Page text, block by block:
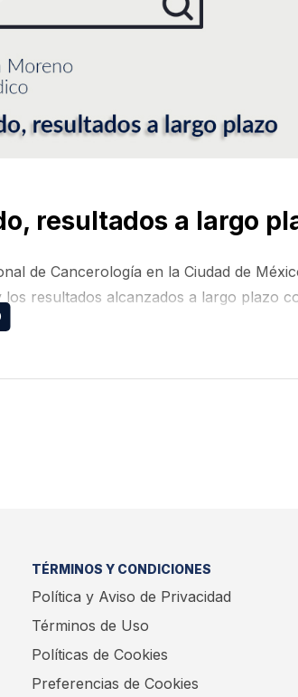
resultados a largo
de Cancerología en la Ciudad de
resultados alcanzados a largo plazo
TÉRMINOS Y CONDICIONES
Política y Aviso de Privacidad
Términos de Uso
Políticas de Cookies
Preferencias de Cookies